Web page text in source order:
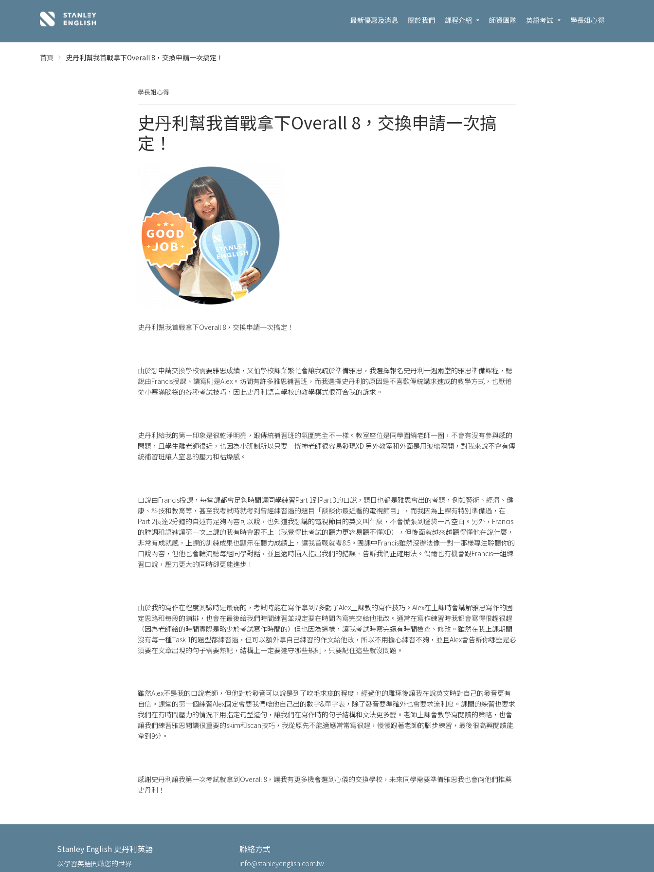
最新優惠及消息 關於我們 課程介紹 師資團隊 英語考試 學長姐心得
首頁 史丹利幫我首戰拿下Overall 8，交換申請一次搞定！
學長姐心得
史丹利幫我首戰拿下Overall 8，交換申請一次搞
定！
史丹利幫我首戰拿下Overall 8，交換申請一次搞定！
由於想申請交換學校需要雅思成績，又怕學校課業繁忙會讓我疏於準備雅思，我選擇報名史丹利一週兩堂的雅思準備課程，聽
說由Francis授課、讀寫則是Alex。坊間有許多雅思補習班，而我選擇史丹利的原因是不喜歡傳統講求速成的教學方式，也厭倦
從小塞滿腦袋的各種考試技巧，因此史丹利語言學校的教學模式很符合我的訴求。
史丹利給我的第一印象是很乾淨明亮，跟傳統補習班的氛圍完全不一樣。教室座位是同學圍繞老師一圈，不會有沒有參與感的
問題，且學生離老師很近，也因為小班制所以只要一恍神老師很容易發現XD 另外教室和外面是用玻璃隔開，對我來說不會有傳
統補習班讓人窒息的壓力和枯燥感。
口說由Francis授課，每堂課都會足夠時間讓同學練習Part 1到Part 3的口說，題目也都是雅思會出的考題，例如藝術、經濟、健
康、科技和教育等，甚至我考試時就考到曾經練習過的題目「談談你最近看的電視節目」，而我因為上課有特別準備過，在
Part 2長達2分鐘的自述有足夠內容可以說，也知道我想講的電視節目的英文叫什麼，不會慌張到腦袋一片空白。另外，Francis
的腔調和語速讓第一次上課的我有時會跟不上（我覺得比考試的聽力更容易聽不懂XD），但後面就越來越聽得懂他在說什麼，
非常有成就感，上課的訓練成果也顯示在聽力成績上，讓我首戰就考8.5。團課中Francis雖然沒辦法像一對一那樣專注聆聽你的
口說內容，但他也會輪流聽每組同學對話，並且適時插入指出我們的錯誤、告訴我們正確用法。偶爾也有機會跟Francis一組練
習口說，壓力更大的同時卻更能進步！
由於我的寫作在程度測驗時是最弱的，考試時能在寫作拿到7多虧了Alex上課教的寫作技巧。Alex在上課時會講解雅思寫作的固
定思路和每段的鋪排，也會在最後給我們時間練習並規定要在時間內寫完交給他批改。通常在寫作練習時我都會寫得很趕很趕
（因為老師給的時間實際是略少於考試寫作時間的）但也因為這樣，讓我考試時寫完還有時間檢查、修改。雖然在我上課期間
沒有每一種Task 1的題型都練習過，但可以額外拿自己練習的作文給他改，所以不用擔心練習不夠，並且Alex會告訴你哪些是必
須要在文章出現的句子需要熟記，結構上一定要遵守哪些規則，只要記住這些就沒問題。
雖然Alex不是我的口說老師，但他對於發音可以說是到了吹毛求疵的程度，經過他的雕琢後讓我在說英文時對自己的發音更有
自信。課堂的第一個練習Alex固定會要我們唸他自己出的數字&單字表，除了發音要準確外也會要求流利度。課間的練習也要求
我們在有時間壓力的情況下用指定句型造句，讓我們在寫作時的句子結構和文法更多變。老師上課會教學寫閱讀的策略，也會
讓我們練習雅思閱讀很重要的skim和scan技巧，我從原先不能適應常常寫很趕，慢慢跟著老師的腳步練習，最後很高興閱讀能
拿到9分。
感謝史丹利讓我第一次考試就拿到Overall 8，讓我有更多機會選到心儀的交換學校，未來同學需要準備雅思我也會向他們推薦
史丹利！
Stanley English 史丹利英語
以學習英語開啟您的世界
聯絡方式
info@stanleyenglish.com.tw